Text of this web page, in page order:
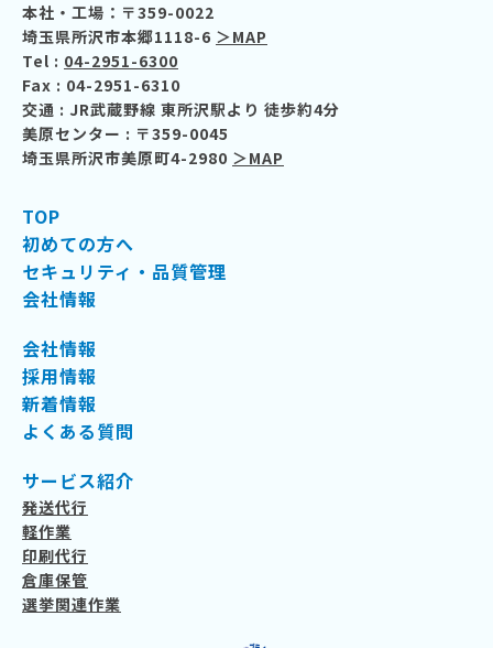
本社・工場：〒359-0022
埼玉県所沢市本郷1118-6 ＞MAP
Tel : 04-2951-6300
Fax : 04-2951-6310
交通 : JR武蔵野線 東所沢駅より 徒歩約4分
美原センター : 〒359-0045
埼玉県所沢市美原町4-2980 ＞MAP
TOP
初めての方へ
セキュリティ・品質管理
会社情報
会社情報
採用情報
新着情報
よくある質問
サービス紹介
発送代行
軽作業
印刷代行
倉庫保管
選挙関連作業